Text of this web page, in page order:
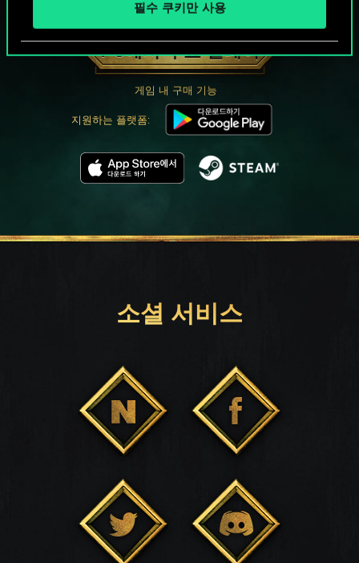
필수 쿠키만 사용
궨트 한 판 어떠신가요?
PC에서 무료 플레이
게임 내 구매 기능
지원하는 플랫폼:
소셜 서비스